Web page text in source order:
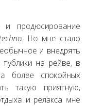
продюсирование
techno. Но мне стало
и внедрять
на рейве, в
более спокойных
такую приятную,
и релакса мне